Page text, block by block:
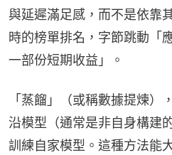
與延遲滿足感，而不是依靠
時的榜單排名，字節跳動「
一部份短期收益」。
「蒸餾」（或稱數據提煉）
沿模型（通常是非自身構建
訓練自家模型。這種方法能